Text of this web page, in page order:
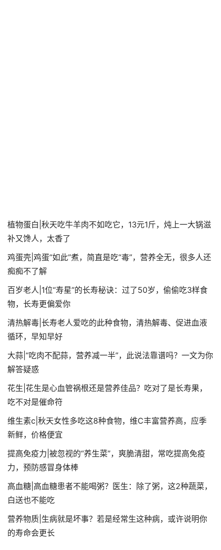
植物蛋白|秋天吃牛羊肉不如吃它，13元1斤，炖上一大锅滋
补又馋人，太香了
鸡蛋壳|鸡蛋“如此”煮，简直是吃“毒”，营养全无，很多人还
痴痴不了解
百岁老人|1位“寿星”的长寿秘诀：过了50岁，偷偷吃3样食
物，长寿更偏爱你
清热解毒|长寿老人爱吃的此种食物，清热解毒、促进血液
循环，早知早好
大蒜|“吃肉不配蒜，营养减一半”，此说法靠谱吗？一文为你
解答疑惑
花生|花生是心血管祸根还是营养佳品？吃对了是长寿果，
吃不对是催命符
维生素c|秋天女性多吃这8种食物，维C丰富营养高，应季
新鲜，价格便宜
提高免疫力|被忽视的“养生菜”，爽脆清甜，常吃提高免疫
力，预防感冒身体棒
高血糖|高血糖患者不能喝粥？医生：除了粥，这2种蔬菜，
白送也不能吃
营养物质|生病就是坏事？若是经常生这种病，或许说明你
的寿命会更长